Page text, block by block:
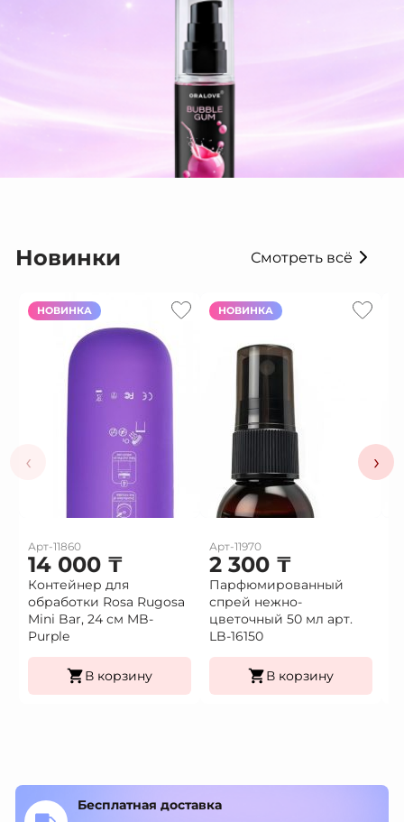
Новинки Смотреть всё
‹
НОВИНКА
Арт-11860
14 000 ₸
Контейнер для
обработки Rosa Rugosa
Mini Bar, 24 см MB-
Purple
В корзину
НОВИНКА
Арт-11970
2 300 ₸
Парфюмированный
спрей нежно-
цветочный 50 мл арт.
LB-16150
В корзину
›
Бесплатная доставка